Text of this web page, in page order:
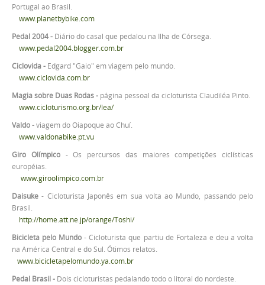
Portugal ao Brasil.
www.planetbybike.com
Pedal 2004- Diário do casal que pedalou na Ilha de Córsega.
www.pedal2004.blogger.com.br
Ciclovida - Edgard "Gaio" em viagem pelo mundo.
www.ciclovida.com.br
Magia sobre Duas Rodas - página pessoal da cicloturista Claudiléa Pinto.
www.cicloturismo.org.br/lea/
Valdo -viagem do Oiapoque ao Chuí.
www.valdonabike.pt.vu
Giro Olímpico- Os percursos das maiores competições ciclísticas
européias.
www.giroolimpico.com.br
Daisuke - Cicloturista Japonês em sua volta ao Mundo, passando pelo
Brasil.
http://home.att.ne.jp/orange/Toshi/
Bicicleta pelo Mundo- Cicloturista que partiu de Fortaleza e deu a volta
na América Central e do Sul. Ótimos relatos.
www.bicicletapelomundo.ya.com.br
Pedal Brasil - Dois cicloturistas pedalando todo o litoral do nordeste.